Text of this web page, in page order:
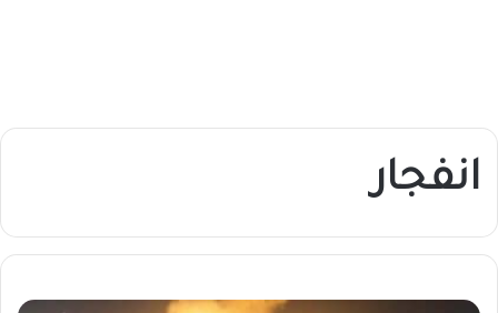
انفجار